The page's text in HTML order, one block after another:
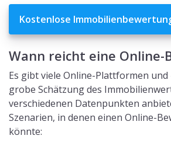
Kostenlose
Wann reicht eine Online-
Es gibt viele Online-Plattformen und
grobe Schätzung des
verschiedenen Datenpunkten
Szenarien, in denen einen Online-
könnte: